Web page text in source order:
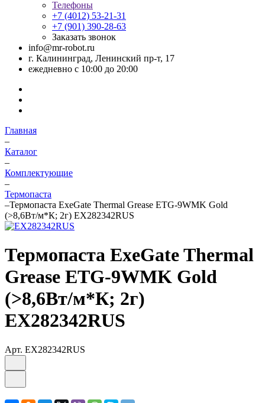
Телефоны
+7 (4012) 53-21-31
+7 (901) 390-28-63
Заказать звонок
info@mr-robot.ru
г. Калининград, Ленинский пр-т, 17
ежедневно с 10:00 до 20:00
Главная
–
Каталог
–
Комплектующие
–
Термопаста
–Термопаста ExeGate Thermal Grease ETG-9WMK Gold
(>8,6Вт/м*К; 2г) EX282342RUS
Термопаста ExeGate Thermal
Grease ETG-9WMK Gold
(>8,6Вт/м*К; 2г)
EX282342RUS
Арт. EX282342RUS